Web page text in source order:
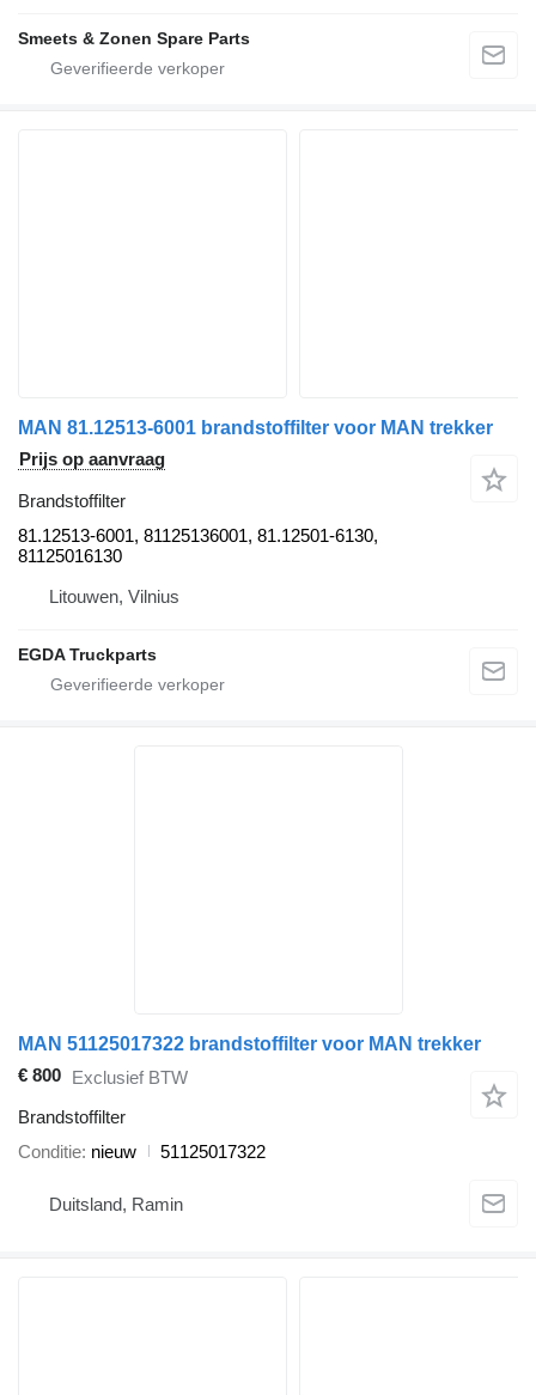
Smeets & Zonen Spare Parts
MAN 81.12513-6001 brandstoffilter voor MAN trekker
Prijs op aanvraag
Brandstoffilter
81.12513-6001, 81125136001, 81.12501-6130,
81125016130
Litouwen, Vilnius
EGDA Truckparts
MAN 51125017322 brandstoffilter voor MAN trekker
€ 800 Exclusief BTW
Brandstoffilter
Conditie nieuw 51125017322
Duitsland, Ramin